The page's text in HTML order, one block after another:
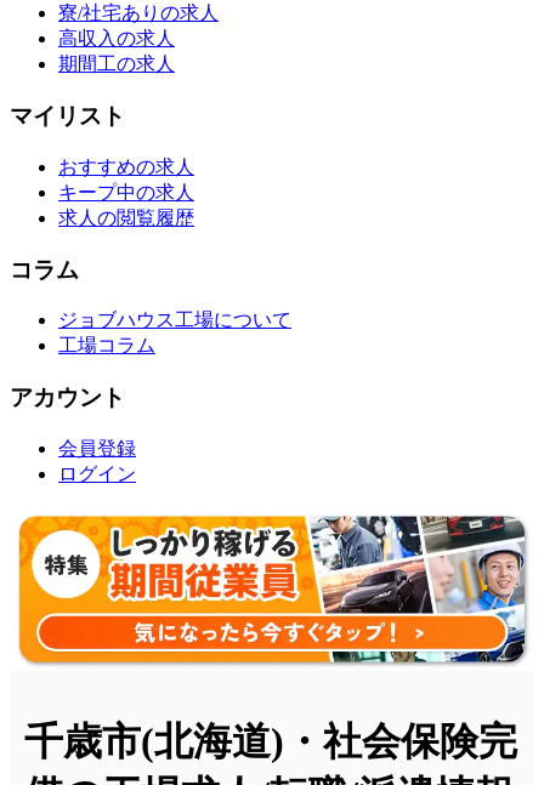
寮/社宅ありの求人
高収入の求人
期間工の求人
マイリスト
おすすめの求人
キープ中の求人
求人の閲覧履歴
コラム
ジョブハウス工場について
工場コラム
アカウント
会員登録
ログイン
千歳市(北海道)・社会保険完